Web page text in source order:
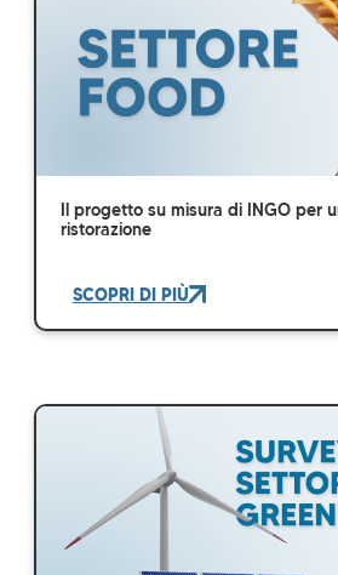
Il progetto su misura di INGO per
ristorazione
SCOPRI DI PIÙ